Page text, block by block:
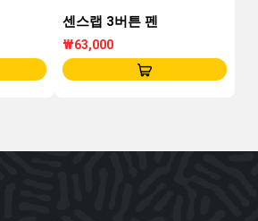
센스랩 3버튼 펜
₩63,000